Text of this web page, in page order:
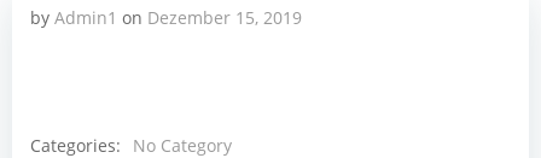
by Admin1 on Dezember 15, 2019
Categories:
No Category